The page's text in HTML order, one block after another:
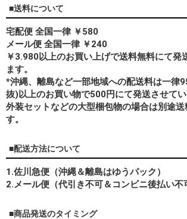
■送料について
宅配便 全国一律 ￥580
メール便 全国一律 ￥240
￥3.980以上のお買い上げで送料無料にて発
ます。
*沖縄、離島など一部地域への配送料は一律
抜)以上のお買い物で500円にて発送させてい
外装セットなどの大型梱包物の場合は別途
す。
■配送方法について
1.佐川急便（沖縄＆離島はゆうパック）
2.メール便（代引き不可＆コンビニ後払い不
■商品発送のタイミング